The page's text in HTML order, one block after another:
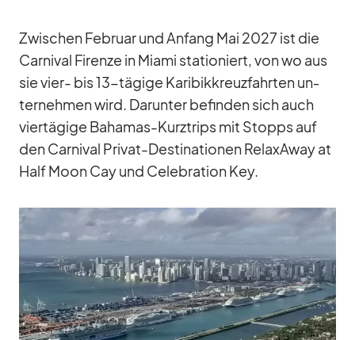
Zwi­schen Fe­bruar und An­fang Mai 2027 ist die
Car­ni­val Firenze in Mi­ami sta­tio­niert, von wo aus
sie vier- bis 13-tä­gige Ka­ri­bik­kreuz­fahr­ten un­
ter­neh­men wird. Dar­un­ter be­fin­den sich auch
vier­tä­gige Ba­ha­mas-Kurz­trips mit Stopps auf
den Car­ni­val Pri­vat-De­sti­na­tio­nen Re­la­xA­way at
Half Moon Cay und Ce­le­bra­tion Key.